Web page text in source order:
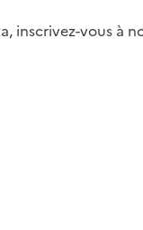
inscrivez-vous à